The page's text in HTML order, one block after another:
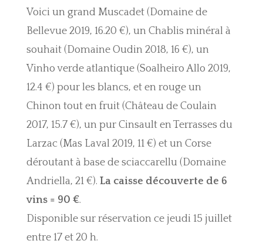
Voici un grand Muscadet (Domaine de
Bellevue 2019, 16.20 €), un Chablis minéral à
souhait (Domaine Oudin 2018, 16 €), un
Vinho verde atlantique (Soalheiro Allo 2019,
12.4 €) pour les blancs, et en rouge un
Chinon tout en fruit (Château de Coulain
2017, 15.7 €), un pur Cinsault en Terrasses du
Larzac (Mas Laval 2019, 11 €) et un Corse
déroutant à base de sciaccarellu (Domaine
Andriella, 21 €). La caisse découverte de 6
vins = 90 €.
Disponible sur réservation ce jeudi 15 juillet
entre 17 et 20 h.